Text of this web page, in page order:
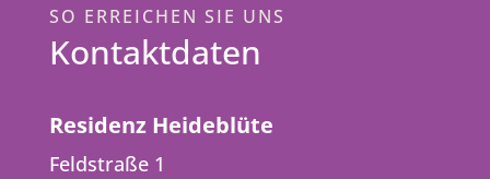
SO ERREICHEN SIE UNS
Kontaktdaten
Residenz Heideblüte
Feldstraße 1